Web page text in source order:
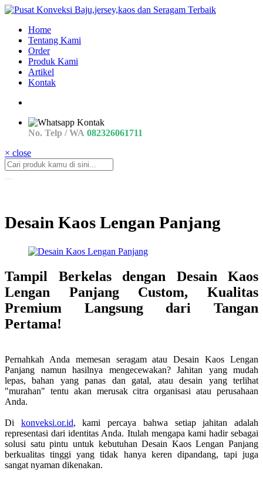
Home
Tentang Kami
Order
Produk Kami
Artikel
Kontak
No. Telp / WA 082326061711
× close
Desain Kaos Lengan Panjang
Tampil Berkelas dengan Desain Kaos
Lengan Panjang Custom, Kualitas
Premium Langsung dari Tangan
Pertama!
Pernahkah Anda memesan seragam atau Desain Kaos Lengan
Panjang namun hasilnya mengecewakan? Jahitan yang mudah
lepas, bahan yang panas dan gatal, atau desain yang terlihat
"murahan" tentu akan merusak citra organisasi atau perusahaan
Anda.
Di konveksi.or.id, kami percaya bahwa setiap jahitan adalah
representasi dari identitas Anda. Itulah mengapa kami hadir sebagai
solusi satu pintu untuk kebutuhan Desain Kaos Lengan Panjang
berkualitas tinggi yang tidak hanya keren dipandang, tapi juga
sangat nyaman dikenakan.